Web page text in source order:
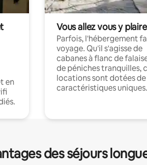
en
Vous allez vous y plaire
Parfois, l'hébergement
voyage. Qu'il s'agisse de
cabanes à flanc de
de péniches tranquilles,
locations sont dotées de
caractéristiques uniques.
des séjours